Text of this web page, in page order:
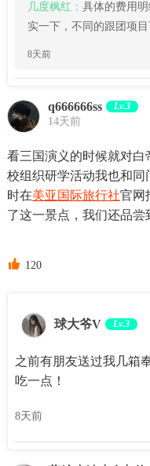
几度枫红： 具体的费用
实一下，不同的跟团项目
8天前
q666666ss Lv.3
14天前
看三国演义的时候就对
校组织研学活动我也和同
时在美亚国际旅行社官网
了这一景点，我们还品尝
 120
球大爷V Lv.3
之前有朋友送过我几箱
吃一点！
8天前